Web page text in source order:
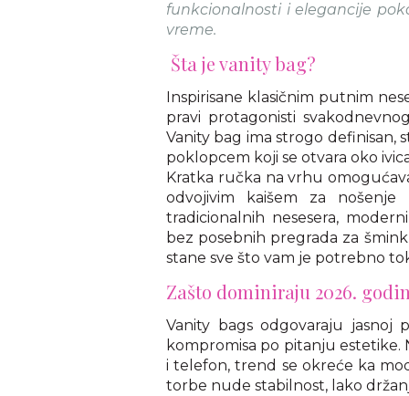
funkcionalnosti i elegancije
vreme.
Šta je vanity bag?
Inspirisane klasičnim putnim
pravi protagonisti
Vanity bag ima strogo definisan,
poklopcem koji se otvara oko
Kratka ručka na vrhu
odvojivim kaišem za
tradicionalnih nesesera,
bez posebnih pregrada za
stane sve što vam je potrebno
Zašto dominiraju 2026.
Vanity bags odgovaraju jasnoj
kompromisa po pitanju estetike.
i telefon, trend se okreće ka
torbe nude stabilnost, lako